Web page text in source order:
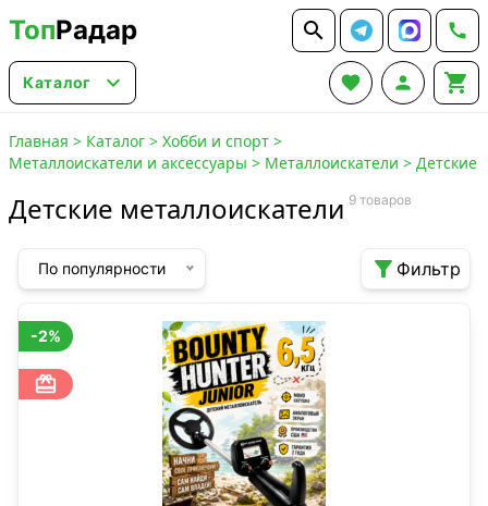
ТопРадар  
Каталог    
Главная > Каталог > Хобби и спорт >
Металлоискатели и аксессуары > Металлоискатели > Детские
Детские металлоискатели 9 товаров
По популярности  Фильтр
-2%
